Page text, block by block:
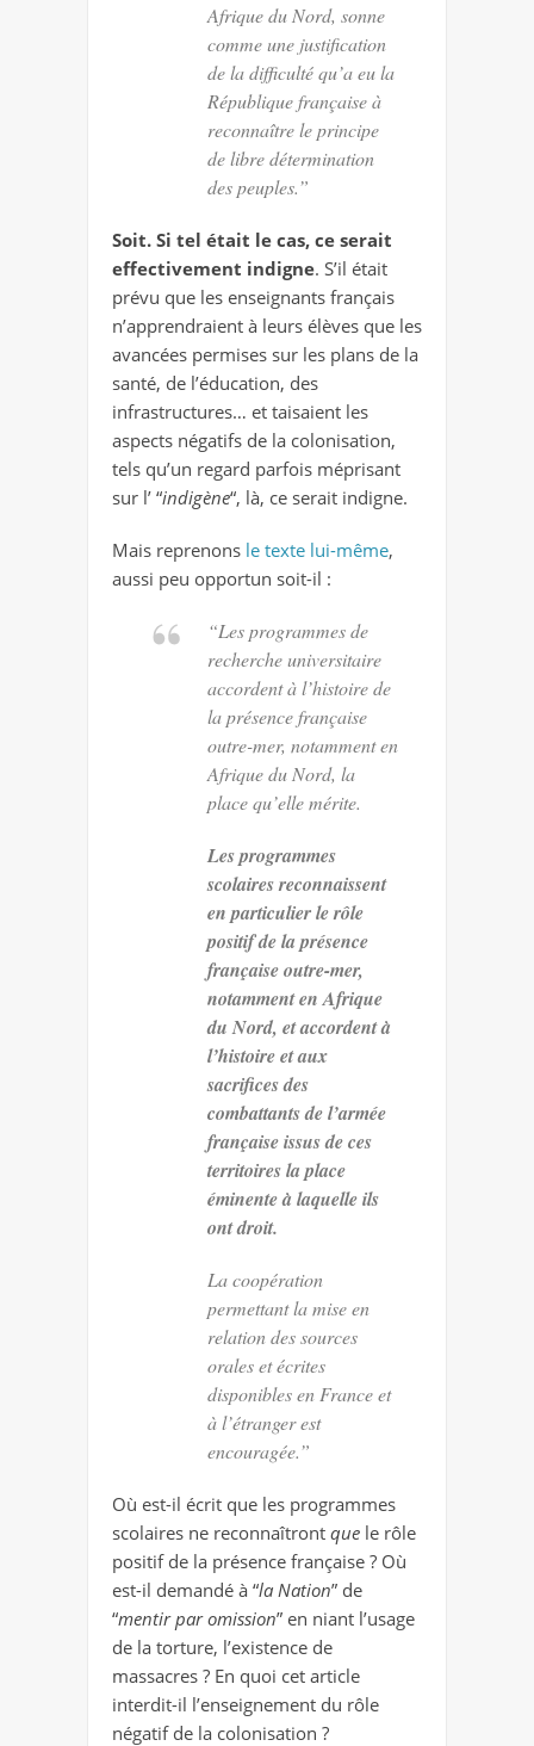
Afrique du Nord, sonne
comme une justification
de la difficulté qu’a eu la
République française à
reconnaître le principe
de libre détermination
des peuples.”
Soit. Si tel était le cas, ce serait
effectivement indigne. S’il était
prévu que les enseignants français
n’apprendraient à leurs élèves que les
avancées permises sur les plans de la
santé, de l’éducation, des
infrastructures… et taisaient les
aspects négatifs de la colonisation,
tels qu’un regard parfois méprisant
sur l’ “indigène“, là, ce serait indigne.
Mais reprenons le texte lui-même,
aussi peu opportun soit-il :
“Les programmes de
recherche universitaire
accordent à l’histoire de
la présence française
outre-mer, notamment en
Afrique du Nord, la
place qu’elle mérite.
Les programmes
scolaires reconnaissent
en particulier le rôle
positif de la présence
française outre-mer,
notamment en Afrique
du Nord, et accordent à
l’histoire et aux
sacrifices des
combattants de l’armée
française issus de ces
territoires la place
éminente à laquelle ils
ont droit.
La coopération
permettant la mise en
relation des sources
orales et écrites
disponibles en France et
à l’étranger est
encouragée.”
Où est-il écrit que les programmes
scolaires ne reconnaîtront que le rôle
positif de la présence française ? Où
est-il demandé à “la Nation” de
“mentir par omission” en niant l’usage
de la torture, l’existence de
massacres ? En quoi cet article
interdit-il l’enseignement du rôle
négatif de la colonisation ?